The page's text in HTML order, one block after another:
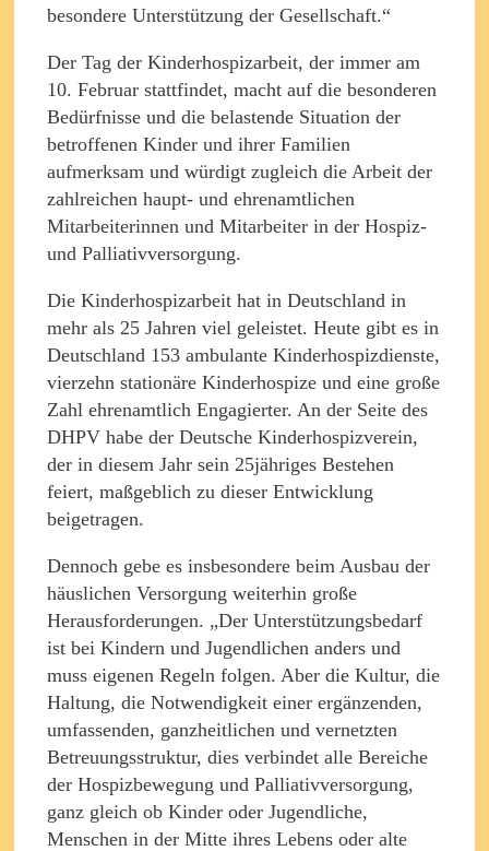
besondere Unterstützung der Gesellschaft.“
Der Tag der Kinderhospizarbeit, der immer am
10. Februar stattfindet, macht auf die besonderen
Bedürfnisse und die belastende Situation der
betroffenen Kinder und ihrer Familien
aufmerksam und würdigt zugleich die Arbeit der
zahlreichen haupt- und ehrenamtlichen
Mitarbeiterinnen und Mitarbeiter in der Hospiz-
und Palliativversorgung.
Die Kinderhospizarbeit hat in Deutschland in
mehr als 25 Jahren viel geleistet. Heute gibt es in
Deutschland 153 ambulante Kinderhospizdienste,
vierzehn stationäre Kinderhospize und eine große
Zahl ehrenamtlich Engagierter. An der Seite des
DHPV habe der Deutsche Kinderhospizverein,
der in diesem Jahr sein 25jähriges Bestehen
feiert, maßgeblich zu dieser Entwicklung
beigetragen.
Dennoch gebe es insbesondere beim Ausbau der
häuslichen Versorgung weiterhin große
Herausforderungen. „Der Unterstützungsbedarf
ist bei Kindern und Jugendlichen anders und
muss eigenen Regeln folgen. Aber die Kultur, die
Haltung, die Notwendigkeit einer ergänzenden,
umfassenden, ganzheitlichen und vernetzten
Betreuungsstruktur, dies verbindet alle Bereiche
der Hospizbewegung und Palliativversorgung,
ganz gleich ob Kinder oder Jugendliche,
Menschen in der Mitte ihres Lebens oder alte